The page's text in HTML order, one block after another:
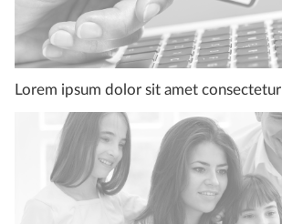
Lorem ipsum dolor sit amet consectetur